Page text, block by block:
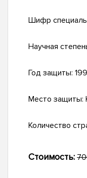
Шифр
Научная
Год защиты:
Место защиты:
Количество
Стоимость: